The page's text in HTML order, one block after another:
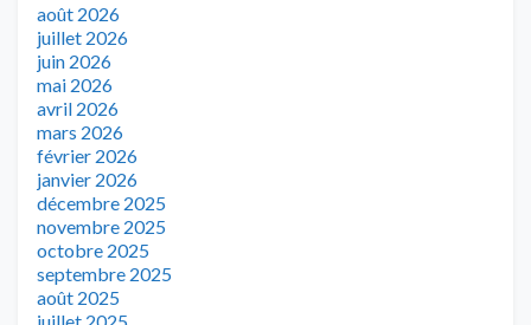
août 2026
juillet 2026
juin 2026
mai 2026
avril 2026
mars 2026
février 2026
janvier 2026
décembre 2025
novembre 2025
octobre 2025
septembre 2025
août 2025